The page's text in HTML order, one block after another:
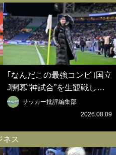
｢なんだこの最強コンビ｣国立
J開幕“神試合”を生観戦した
仲良しサッカー美女コンビの
現地ショットが話題！｢メッ
ちゃくちゃ可愛い｣
サッカー批評編集部
2026.08.09
ネス